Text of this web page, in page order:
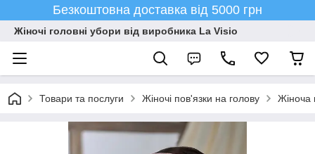
Безкоштовна доставка від 5000 грн
Жіночі головні убори від виробника La Visio
Товари та послуги Жіночі пов'язки на голову Жіноча